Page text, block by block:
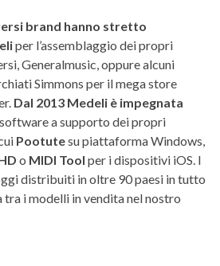
brand hanno stretto
per l’assemblaggio dei propri
Generalmusic, oppure alcuni
Simmons per il mega store
Dal 2013 Medeli è impegnata
a supporto dei propri
Pootutesu piattaforma Windows,
o MIDI Tool per i dispositivi iOS. I
distribuiti in oltre 90 paesi in tutto
tra i modelli in vendita nel nostro